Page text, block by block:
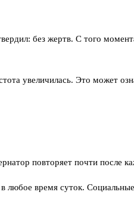
без жертв. С того
увеличилась. Это может
повторяет почти после
любое время суток.